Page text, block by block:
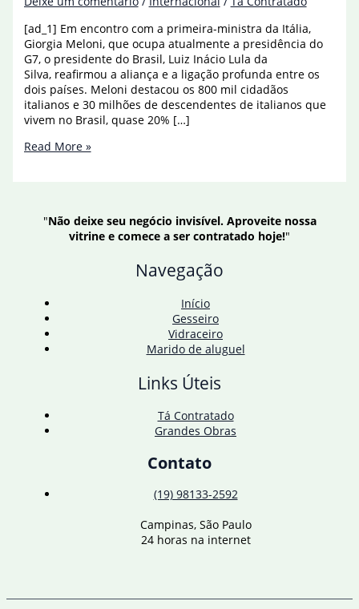
[ad_1] Em encontro com a primeira-ministra da Itália,
Giorgia Meloni, que ocupa atualmente a presidência do
G7, o presidente do Brasil, Luiz Inácio Lula da
Silva, reafirmou a aliança e a ligação profunda entre os
dois países. Meloni destacou os 800 mil cidadãos
italianos e 30 milhões de descendentes de italianos que
vivem no Brasil, quase 20% […]
Brasil
históricos
Enel
Read More »
"Não deixe seu negócio invisível. Aproveite nossa
vitrine e comece a ser contratado hoje!"
Navegação
Início
Gesseiro
Vidraceiro
Marido de aluguel
Links Úteis
Tá Contratado
Grandes Obras
Contato
(19) 98133-2592
Campinas, São Paulo
24 horas na internet